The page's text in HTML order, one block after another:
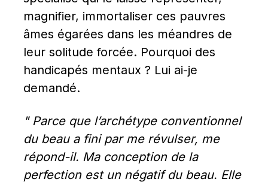
magnifier, immortaliser ces pauvres
âmes égarées dans les méandres de
leur solitude forcée. Pourquoi des
handicapés mentaux ? Lui ai-je
demandé.
" Parce que l’archétype conventionnel
du beau a fini par me révulser, me
répond-il. Ma conception de la
perfection est un négatif du beau. Elle